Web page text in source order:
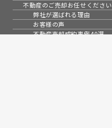
不動産のご売却お任せください
弊社が選ばれる理由
お客様の声
不動産売却成約事例40選